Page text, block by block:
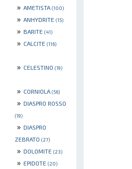
» AMETISTA (100)
» ANHYDRITE (15)
» BARITE (41)
» CALCITE (116)
» CELESTINO (19)
» CORNIOLA (56)
» DIASPRO ROSSO
(19)
» DIASPRO
ZEBRATO (27)
» DOLOMITE (23)
» EPIDOTE (20)